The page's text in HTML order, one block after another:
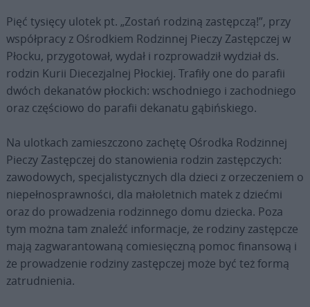
Pięć tysięcy ulotek pt. „Zostań rodziną zastępczą!”, przy
współpracy z Ośrodkiem Rodzinnej Pieczy Zastępczej w
Płocku, przygotował, wydał i rozprowadził wydział ds.
rodzin Kurii Diecezjalnej Płockiej. Trafiły one do parafii
dwóch dekanatów płockich: wschodniego i zachodniego
oraz częściowo do parafii dekanatu gąbińskiego.
Na ulotkach zamieszczono zachętę Ośrodka Rodzinnej
Pieczy Zastępczej do stanowienia rodzin zastępczych:
zawodowych, specjalistycznych dla dzieci z orzeczeniem o
niepełnosprawności, dla małoletnich matek z dziećmi
oraz do prowadzenia rodzinnego domu dziecka. Poza
tym można tam znaleźć informacje, że rodziny zastępcze
mają zagwarantowaną comiesięczną pomoc finansową i
że prowadzenie rodziny zastępczej może być też formą
zatrudnienia.